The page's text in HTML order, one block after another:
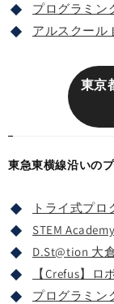
プログラミン
アルスクール
東京
東急東横線沿いの
トライ式プ
STEM
D.St@tion 大
【Crefus】
プログラミン